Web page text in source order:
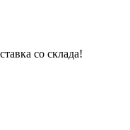
со склада!